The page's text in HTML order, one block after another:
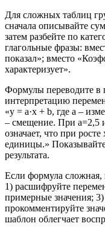
Для сложных таблиц
сначала описывайте
затем разбейте по
глагольные фразы:
показал»; вместо
характеризует».
Формулы переводите в
интерпретацию
«y = a·x + b, где a –
– смещение. При a=2,5
означает, что при
единицы.»
результата.
Если формула
1) расшифруйте
примерные значения;
прокомментируйте
шаблон облегчает